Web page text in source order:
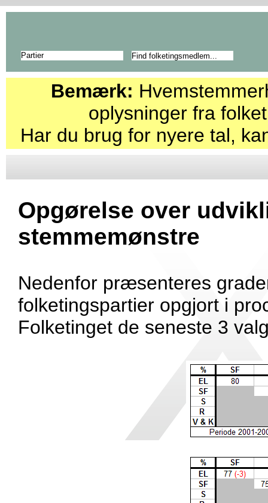
Partier
Bemærk:
oplysninger fra
Har du brug for nyere tal,
Opgørelse over
stemmemønstre
Nedenfor præsenteres
folketingspartier opgjort i
Folketinget de seneste 3